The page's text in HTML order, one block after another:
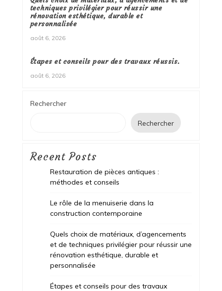
techniques privilégier pour réussir une
rénovation esthétique, durable et
personnalisée
août 6, 2026
Étapes et conseils pour des travaux réussis.
août 6, 2026
Rechercher
Rechercher
Recent Posts
Restauration de pièces antiques :
méthodes et conseils
Le rôle de la menuiserie dans la
construction contemporaine
Quels choix de matériaux, d’agencements
et de techniques privilégier pour réussir une
rénovation esthétique, durable et
personnalisée
Étapes et conseils pour des travaux